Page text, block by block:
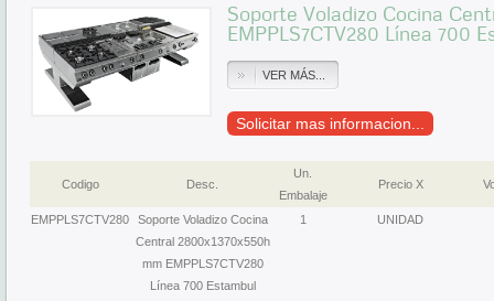
Soporte Voladizo Cocina
EMPPLS7CTV280 Línea 700
VER MÁS...
Solicitar mas informacion...
Codigo Desc.
Un.
Embalaje
Precio X
EMPPLS7CTV280
Soporte Voladizo Cocina
Central 2800x1370x550h
mm EMPPLS7CTV280
Línea 700 Estambul
1 UNIDAD